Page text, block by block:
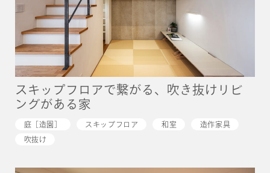
スキップフロアで繋がる、吹き抜けリビ
ングがある家
庭［造園］ スキップフロア 和室 造作家具
吹抜け